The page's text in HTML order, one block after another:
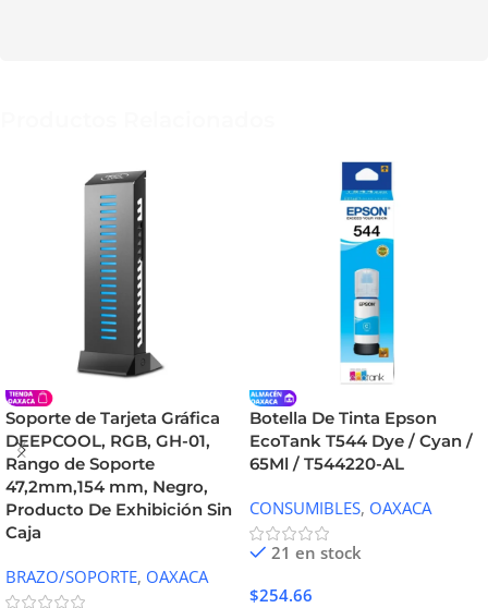
Soporte de Tarjeta Gráfica
DEEPCOOL, RGB, GH-01,
Rango de Soporte
47,2mm,154 mm, Negro,
Producto De Exhibición Sin
Caja
BRAZO/SOPORTE, OAXACA
Botella De Tinta Epson
EcoTank T544 Dye / Cyan /
65Ml / T544220-AL
CONSUMIBLES, OAXACA
21 en stock
$254.66